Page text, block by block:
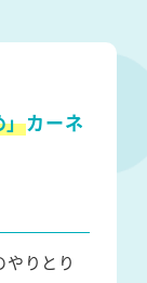
」カーネ
りとり